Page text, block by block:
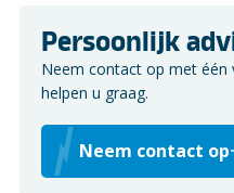
Persoonlijk
Neem contact op met één
helpen u graag.
Neem contact op